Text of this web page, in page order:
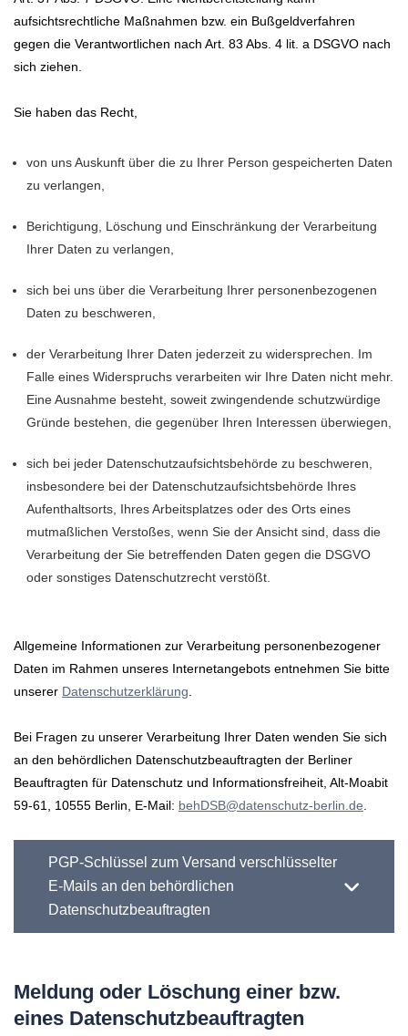
aufsichtsrechtliche Maßnahmen bzw. ein Bußgeldverfahren
gegen die Verantwortlichen nach Art. 83 Abs. 4 lit. a DSGVO nach
sich ziehen.
Sie haben das Recht,
von uns Auskunft über die zu Ihrer Person gespeicherten Daten
zu verlangen,
Berichtigung, Löschung und Einschränkung der Verarbeitung
Ihrer Daten zu verlangen,
sich bei uns über die Verarbeitung Ihrer personenbezogenen
Daten zu beschweren,
der Verarbeitung Ihrer Daten jederzeit zu widersprechen. Im
Falle eines Widerspruchs verarbeiten wir Ihre Daten nicht mehr.
Eine Ausnahme besteht, soweit zwingendende schutzwürdige
Gründe bestehen, die gegenüber Ihren Interessen überwiegen,
sich bei jeder Datenschutzaufsichtsbehörde zu beschweren,
insbesondere bei der Datenschutzaufsichtsbehörde Ihres
Aufenthaltsorts, Ihres Arbeitsplatzes oder des Orts eines
mutmaßlichen Verstoßes, wenn Sie der Ansicht sind, dass die
Verarbeitung der Sie betreffenden Daten gegen die DSGVO
oder sonstiges Datenschutzrecht verstößt.
Allgemeine Informationen zur Verarbeitung personenbezogener
Daten im Rahmen unseres Internetangebots entnehmen Sie bitte
unserer Datenschutzerklärung
Bei Fragen zu unserer Verarbeitung Ihrer Daten wenden Sie sich
an den behördlichen Datenschutzbeauftragten der Berliner
Beauftragten für Datenschutz und Informationsfreiheit, Alt-Moabit
59-61, 10555 Berlin, E-Mail: behDSB@datenschutz-berlin.de
PGP-Schlüssel zum Versand verschlüsselter
E-Mails an den behördlichen
Datenschutzbeauftragten
Meldung oder Löschung einer bzw.
eines Datenschutzbeauftragten